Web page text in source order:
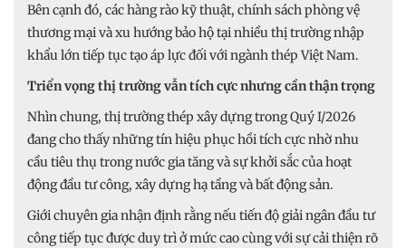
Bên cạnh đó, các hàng rào kỹ thuật, chính sách phòng vệ
thương mại và xu hướng bảo hộ tại nhiều thị trường nhập
khẩu lớn tiếp tục tạo áp lực đối với ngành thép Việt Nam.
Triển vọng thị trường vẫn tích cực nhưng cần thận trọng
Nhìn chung, thị trường thép xây dựng trong Quý I/2026
đang cho thấy những tín hiệu phục hồi tích cực nhờ nhu
cầu tiêu thụ trong nước gia tăng và sự khởi sắc của hoạt
động đầu tư công, xây dựng hạ tầng và bất động sản.
Giới chuyên gia nhận định rằng nếu tiến độ giải ngân đầu tư
công tiếp tục được duy trì ở mức cao cùng với sự cải thiện rõ